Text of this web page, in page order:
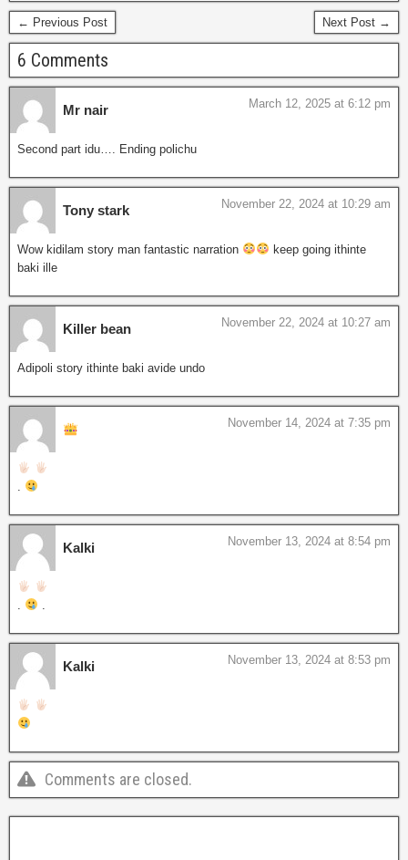
← Previous Post Next Post →
6 Comments
Mr nair March 12, 2025 at 6:12 pm
Second part idu…. Ending polichu
Tony stark November 22, 2024 at 10:29 am
Wow kidilam story man fantastic narration
keep going ithinte
baki ille
Killer bean November 22, 2024 at 10:27 am
Adipoli story ithinte baki avide undo
November 14, 2024 at 7:35 pm
‎.
Kalki November 13, 2024 at 8:54 pm
. .
Kalki November 13, 2024 at 8:53 pm
Comments are closed.